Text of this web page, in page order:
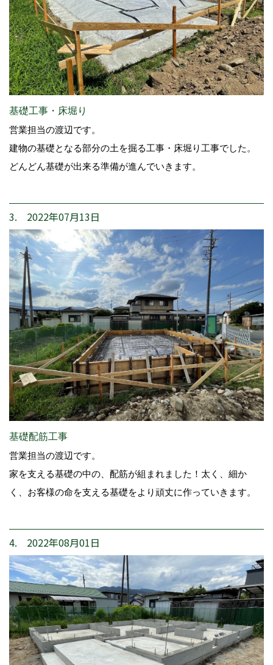
基礎工事・床堀り
営業担当の渡辺です。
建物の基礎となる部分の土を掘る工事・床堀り工事でした。
どんどん基礎が出来る準備が進んでいきます。
3. 2022年07月13日
基礎配筋工事
営業担当の渡辺です。
家を支える基礎の中の、配筋が組まれました！太く、細か
く、お客様の命を支える基礎をより頑丈に作っていきます。
4. 2022年08月01日